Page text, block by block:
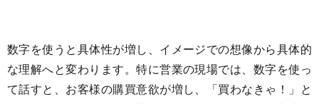
数字を使うと具体性が増し、イメージでの想像から具体的
な理解へと変わります。特に営業の現場では、数字を使っ
て話すと、お客様の購買意欲が増し、「買わなきゃ！」と